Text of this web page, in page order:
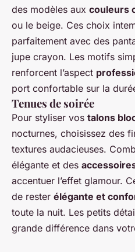
des modèles aux couleurs
ou le beige. Ces choix
parfaitement avec des
jupe crayon. Les motifs
renforcent l’aspect
port confortable sur la
Tenues de soirée
Pour styliser vos talons
nocturnes, choisissez des
textures audacieuses.
élégante et des
accentuer l’effet glamour.
de rester élégante et
toute la nuit. Les petits
grande différence dans